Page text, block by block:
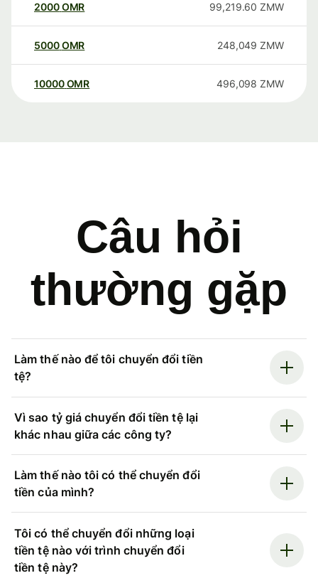
2000OMR 99,219.60 ZMW
5000OMR 248,049 ZMW
10000 OMR 496,098 ZMW
Câu hỏi
thường gặp
Làm thế nào để tôi chuyển đổi tiền
tệ?
Vì sao tỷ giá chuyển đổi tiền tệ lại
khác nhau giữa các công ty?
Làm thế nào tôi có thể chuyển đổi
tiền của mình?
Tôi có thể chuyển đổi những loại
tiền tệ nào với trình chuyển đổi
tiền tệ này?